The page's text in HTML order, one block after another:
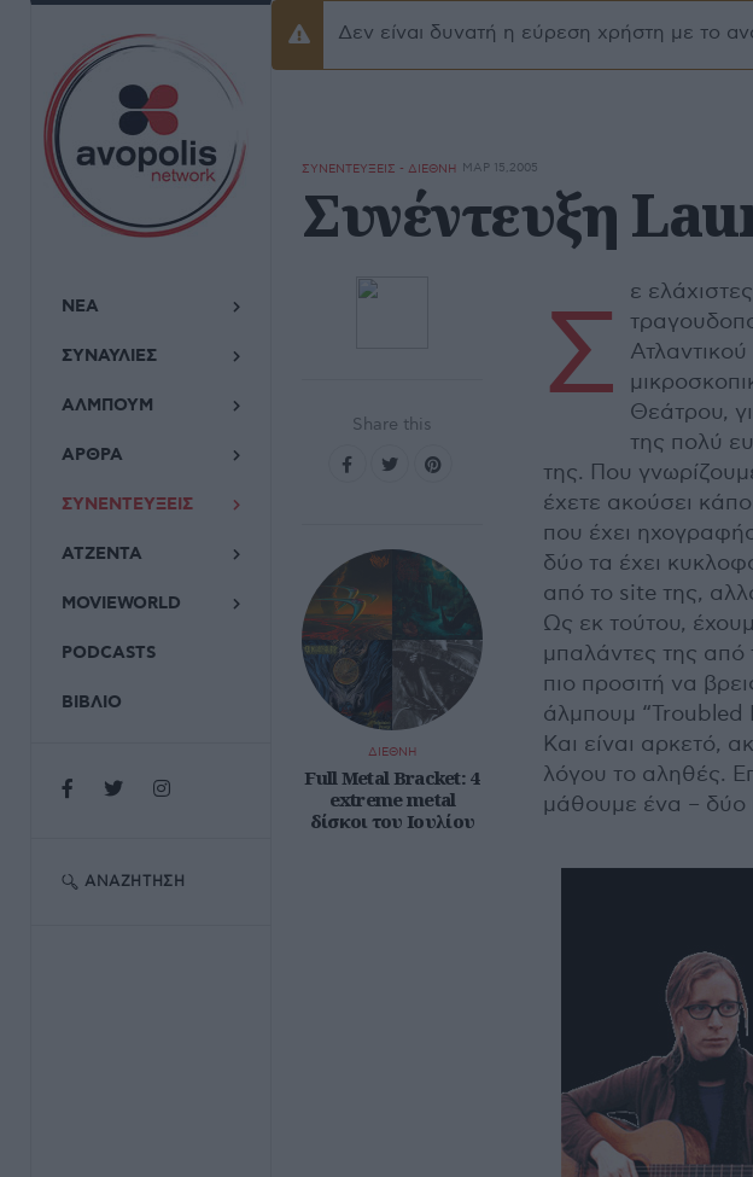
ΝΕΑ
ΣΥΝΑΥΛΙΕΣ
ΑΛΜΠΟΥΜ
ΑΡΘΡΑ
ΣΥΝΕΝΤΕΥΞΕΙΣ
ΑΤΖΕΝΤΑ
MOVIEWORLD
PODCASTS
ΒΙΒΛΙΟ
ΑΝΑΖΉΤΗΣΗ
Προειδοποίσηση
Δεν είναι δυνατή η εύρεση χρήστη με το
ΣΥΝΕΝΤΕΥΞΕΙΣ - ΔΙΕΘΝΗ ΜΑΡ 15,2005
Συνέντευξη
Share this
ΔΙΕΘΝΗ
Full Metal Bracket: 4
extreme metal
δίσκοι του Ιουλίου
Σ
ε
Θεάτρου,
της πολύ
της. Που
έχετε ακούσει
που έχει
δύο τα έχει
από το site της,
Ως εκ τούτου,
μπαλάντες της από
πιο προσιτή να
άλμπουμ “Troubled
Και είναι αρκετό,
λόγου το αληθές.
μάθουμε ένα – δύο